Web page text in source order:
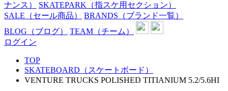
ナンス）
SKATEPARK （指スケ用セクション）
SALE （セール商品） BRANDS （ブランド一覧）
BLOG （ブログ） TEAM （チーム）
ログイン
TOP
SKATEBOARD（スケートボード）
VENTURE TRUCKS POLISHED TITIANIUM 5.2/5.6HI